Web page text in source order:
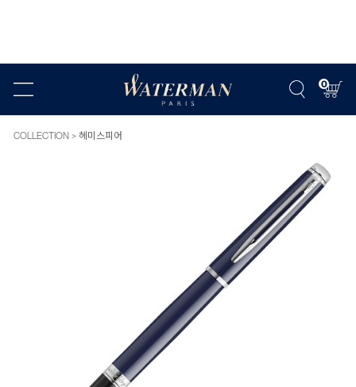
0
COLLECTION 헤미스피어